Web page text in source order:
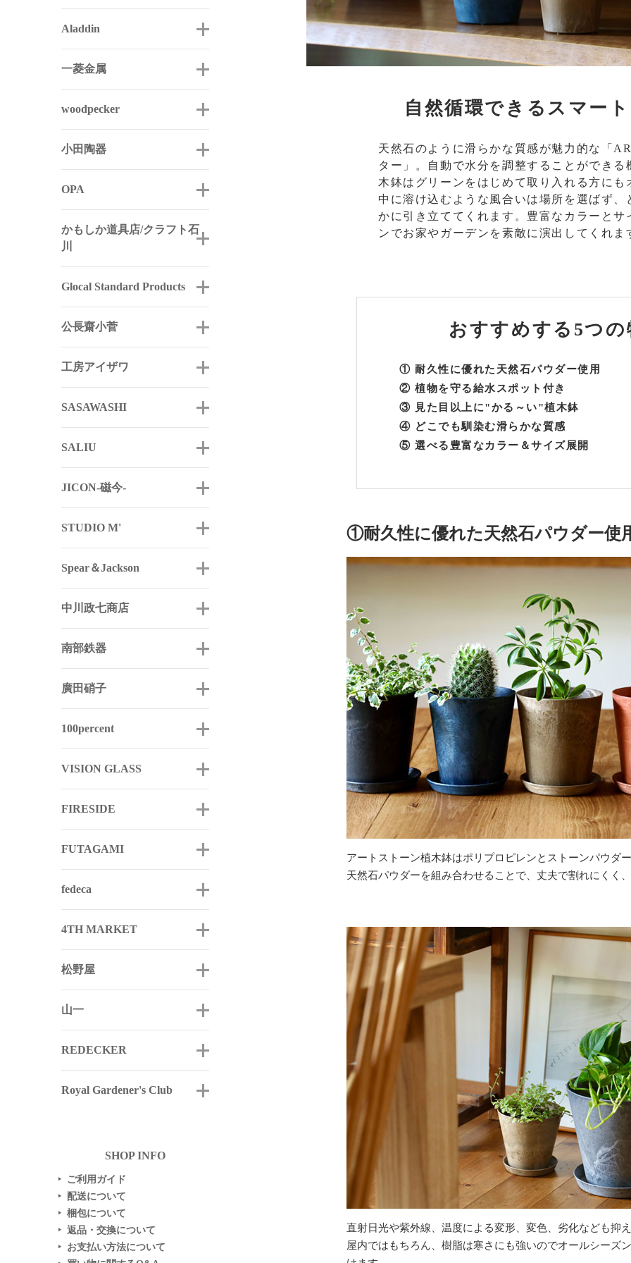
Aladdin
一菱金属
woodpecker
小田陶器
OPA
かもしか道具店/クラフト石
川
Glocal Standard Products
公長齋小菅
工房アイザワ
SASAWASHI
SALIU
JICON-磁今-
STUDIO M'
Spear＆Jackson
中川政七商店
南部鉄器
廣田硝子
100percent
VISION GLASS
FIRESIDE
FUTAGAMI
fedeca
4TH MARKET
松野屋
山一
REDECKER
Royal Gardener's Club
SHOP INFO
▶ ご利用ガイド
▶ 配送について
▶ 梱包について
▶ 返品・交換について
▶ お支払い方法について
自然循環できるスマー
天然石のように滑らかな質感が魅力的な「
ター」。自動で水分を調整することができる
木鉢はグリーンをはじめて取り入れる方にも
中に溶け込むような風合いは場所を選ばず、
かに引き立ててくれます。豊富なカラーとサ
ンでお家やガーデンを素敵に演出してくれま
おすすめする 5つの
① 耐久性に優れた天然石パウダー使用
② 植物を守る給水スポット付き
③ 見た目以上に"かる～い"植木鉢
④ どこでも馴染む滑らかな質感
⑤ 選べる豊富なカラー＆サイズ展開
①耐久性に優れた天然石パウダー使
アートストーン植木鉢はポリプロピレンとストーンパウダ
天然石パウダーを組み合わせることで、丈夫で割れにくく
直射日光や紫外線、温度による変形、変色、劣化なども抑
屋内ではもちろん、樹脂は寒さにも強いのでオールシーズ